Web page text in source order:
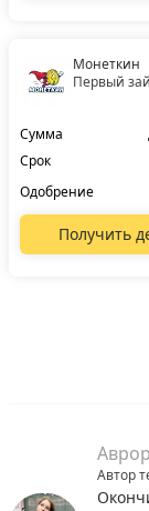
Монеткин
Первый
Сумма
Срок
Одобрение
Получить
Автор